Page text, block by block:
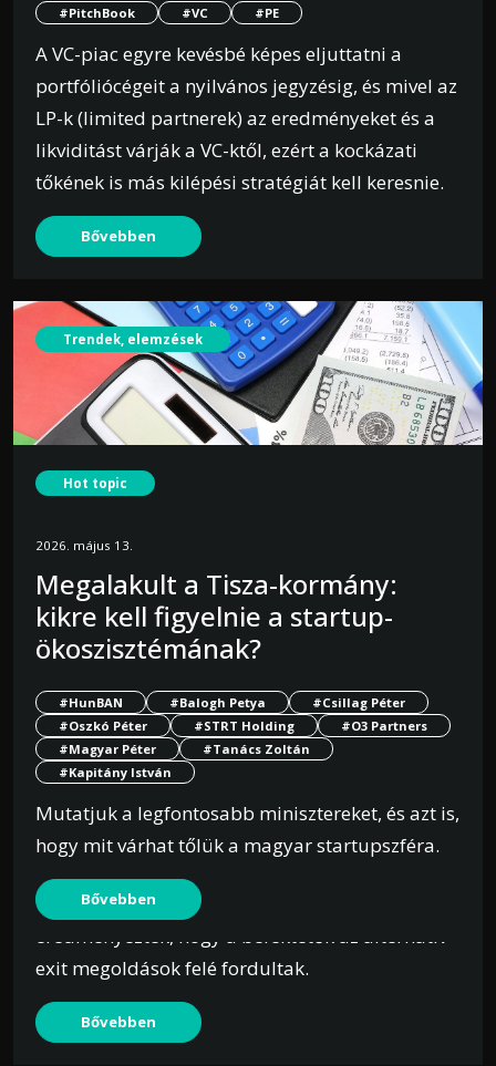
#PitchBook #VC #PE
A VC-piac egyre kevésbé képes eljuttatni a
portfóliócégeit a nyilvános jegyzésig, és mivel az
LP-k (limited partnerek) az eredményeket és a
likviditást várják a VC-ktől, ezért a kockázati
tőkének is más kilépési stratégiát kell keresnie.
Bővebben
Trendek, elemzések
2026. február 2.
magántőkések tömegével
visszatérnének az IPO-hoz mint
kilépési stratégiához
kilépési környezet 2025 végére azt
eredményezték, hogy a befektetők az alternatív
exit megoldások felé fordultak.
Bővebben
Hot topic
2026. május 13.
Megalakult a Tisza-kormány:
kikre kell figyelnie a startup-
ökoszisztémának?
#HunBAN #Balogh Petya
#Csillag Péter
#Oszkó Péter
#STRT Holding
#O3 Partners
#Magyar Péter
#Tanács Zoltán
#Kapitány István
Mutatjuk a legfontosabb minisztereket, és azt is,
hogy mit várhat tőlük a magyar startupszféra.
Bővebben